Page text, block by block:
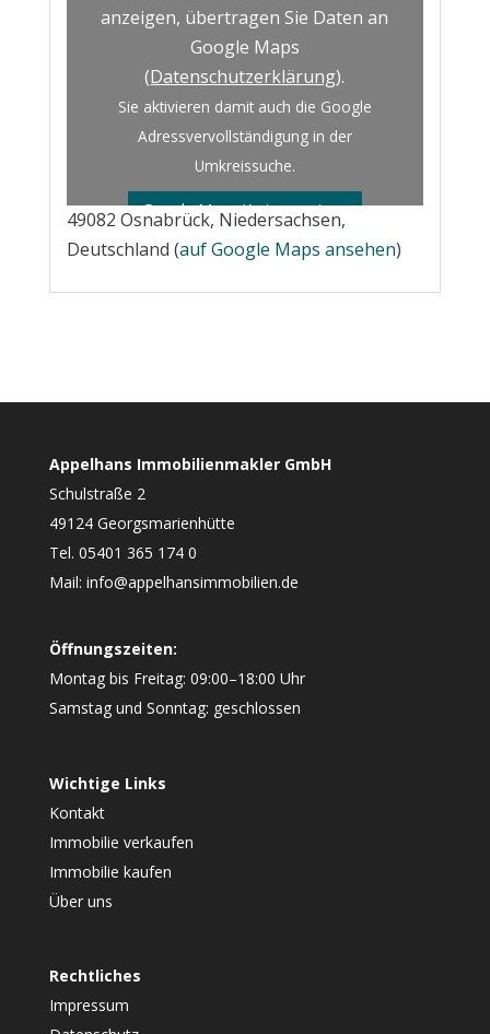
anzeigen, übertragen Sie Daten an
Google Maps
(Datenschutzerklärung).
Sie aktivieren damit auch die Google
Adressvervollständigung in der
Umkreissuche.
Google Maps Karte anzeigen
49082 Osnabrück, Niedersachsen,
Deutschland (auf Google Maps ansehen)
Appelhans Immobilienmakler GmbH
Schulstraße 2
49124 Georgsmarienhütte
Tel. 05401 365 174 0
Mail: info@appelhansimmobilien.de
Öffnungszeiten:
Montag bis Freitag: 09:00–18:00 Uhr
Samstag und Sonntag: geschlossen
Wichtige Links
Kontakt
Immobilie verkaufen
Immobilie kaufen
Über uns
Rechtliches
Impressum